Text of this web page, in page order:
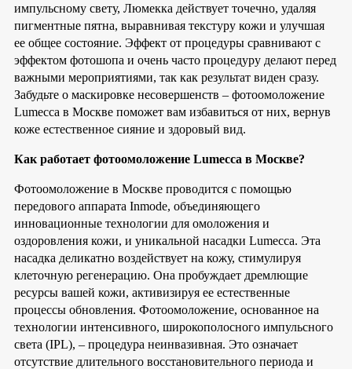
импульсному свету, Люмекка действует точечно, удаляя
пигментные пятна, выравнивая текстуру кожи и улучшая
ее общее состояние. Эффект от процедуры сравнивают с
эффектом фотошопа и очень часто процедуру делают перед
важными мероприятиями, так как результат виден сразу.
Забудьте о маскировке несовершенств – фотоомоложение
Lumecca в Москве поможет вам избавиться от них, вернув
коже естественное сияние и здоровый вид.
Как работает фотоомоложение Lumecca в Москве?
Фотоомоложение в Москве проводится с помощью
передового аппарата Inmode, объединяющего
инновационные технологии для омоложения и
оздоровления кожи, и уникальной насадки Lumecca. Эта
насадка деликатно воздействует на кожу, стимулируя
клеточную регенерацию. Она пробуждает дремлющие
ресурсы вашей кожи, активизируя ее естественные
процессы обновления. Фотоомоложение, основанное на
технологии интенсивного, широкополосного импульсного
света (IPL), – процедура неинвазивная. Это означает
отсутствие длительного восстановительного периода и